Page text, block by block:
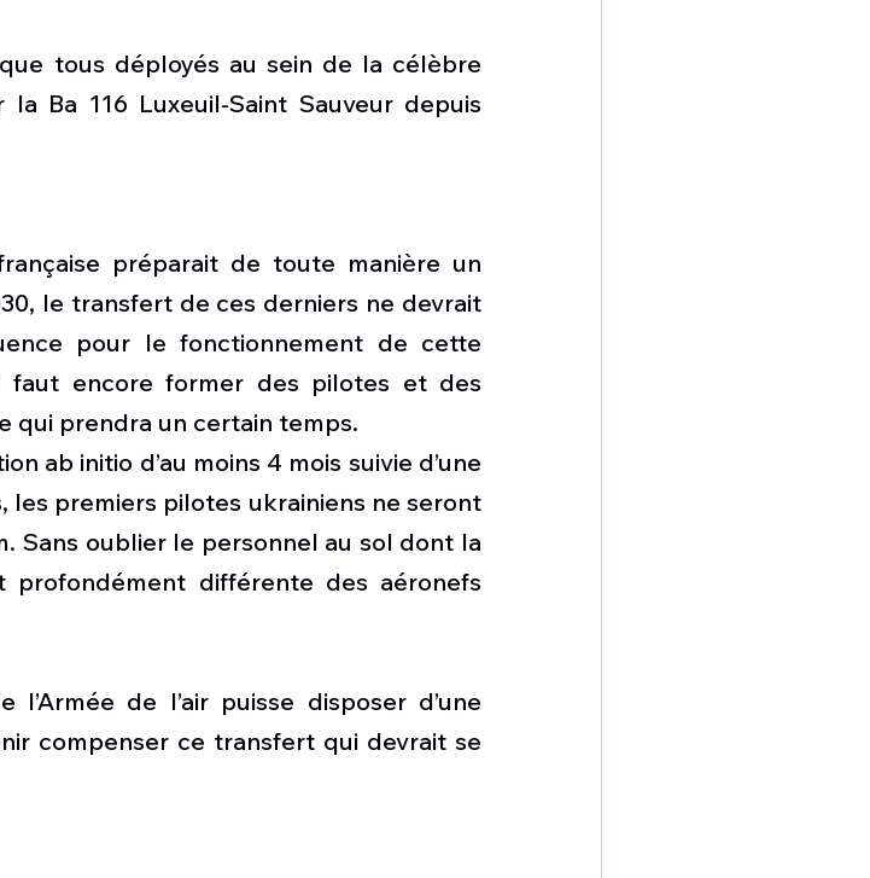
tous déployés au sein de la célèbre
Ba 116 Luxeuil-Saint Sauveur depuis
préparait de toute manière un
le transfert de ces derniers ne devrait
pour le fonctionnement de cette
faut encore former des pilotes et des
qui prendra un certain temps.
ab initio d’au moins 4 mois suivie d’une
les premiers pilotes ukrainiens ne seront
Sans oublier le personnel au sol dont la
profondément différente des aéronefs
de l’air puisse disposer d’une
compenser ce transfert qui devrait se